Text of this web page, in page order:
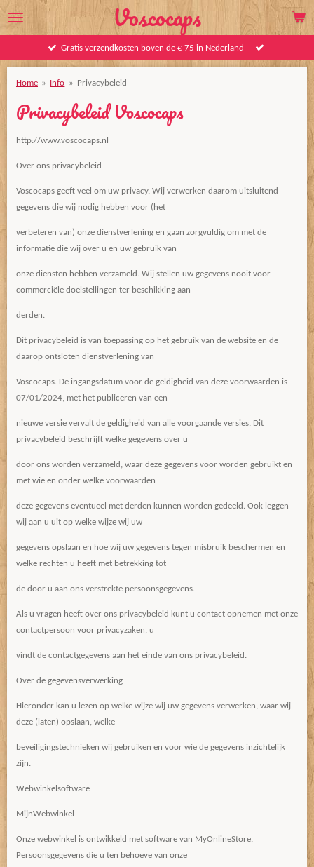
Ga
de
hoofdinhoud
Voscocaps
Gratis verzendkosten boven de € 75 in Nederland
Home » Info » Privacybeleid
Privacybeleid Voscocaps
http://www.voscocaps.nl
Over ons privacybeleid
Voscocaps geeft veel om uw privacy. Wij verwerken daarom uitsluitend
gegevens die wij nodig hebben voor (het
verbeteren van) onze dienstverlening en gaan zorgvuldig om met de
informatie die wij over u en uw gebruik van
onze diensten hebben verzameld. Wij stellen uw gegevens nooit voor
commerciële doelstellingen ter beschikking aan
derden.
Dit privacybeleid is van toepassing op het gebruik van de website en de
daarop ontsloten dienstverlening van
Voscocaps. De ingangsdatum voor de geldigheid van deze voorwaarden is
07/01/2024, met het publiceren van een
nieuwe versie vervalt de geldigheid van alle voorgaande versies. Dit
privacybeleid beschrijft welke gegevens over u
door ons worden verzameld, waar deze gegevens voor worden gebruikt en
met wie en onder welke voorwaarden
deze gegevens eventueel met derden kunnen worden gedeeld. Ook leggen
wij aan u uit op welke wijze wij uw
gegevens opslaan en hoe wij uw gegevens tegen misbruik beschermen en
welke rechten u heeft met betrekking tot
de door u aan ons verstrekte persoonsgegevens.
Als u vragen heeft over ons privacybeleid kunt u contact opnemen met onze
contactpersoon voor privacyzaken, u
vindt de contactgegevens aan het einde van ons privacybeleid.
Over de gegevensverwerking
Hieronder kan u lezen op welke wijze wij uw gegevens verwerken, waar wij
deze (laten) opslaan, welke
beveiligingstechnieken wij gebruiken en voor wie de gegevens inzichtelijk
zijn.
Webwinkelsoftware
MijnWebwinkel
Onze webwinkel is ontwikkeld met software van MyOnlineStore.
Persoonsgegevens die u ten behoeve van onze